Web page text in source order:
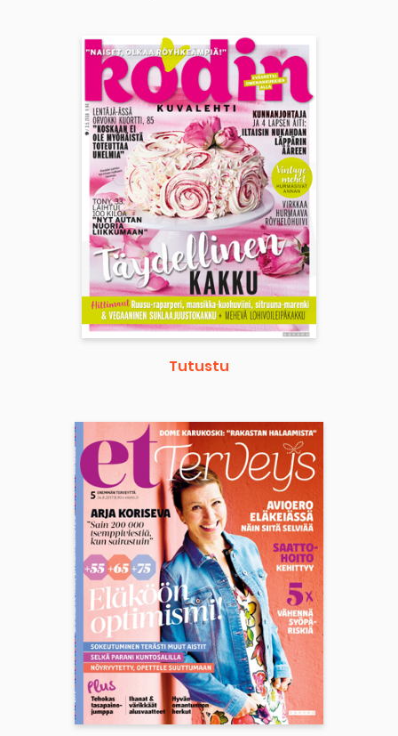
Tutustu